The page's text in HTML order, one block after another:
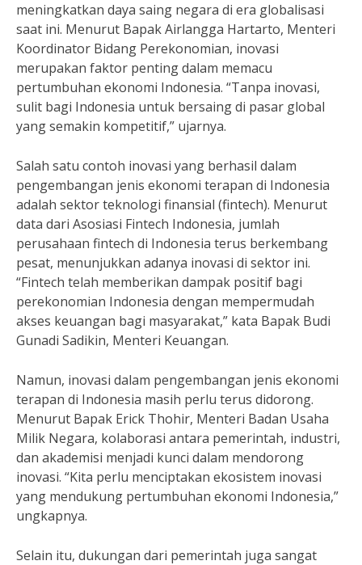
meningkatkan daya saing negara di era globalisasi
saat ini. Menurut Bapak Airlangga Hartarto, Menteri
Koordinator Bidang Perekonomian, inovasi
merupakan faktor penting dalam memacu
pertumbuhan ekonomi Indonesia. “Tanpa inovasi,
sulit bagi Indonesia untuk bersaing di pasar global
yang semakin kompetitif,” ujarnya.
Salah satu contoh inovasi yang berhasil dalam
pengembangan jenis ekonomi terapan di Indonesia
adalah sektor teknologi finansial (fintech). Menurut
data dari Asosiasi Fintech Indonesia, jumlah
perusahaan fintech di Indonesia terus berkembang
pesat, menunjukkan adanya inovasi di sektor ini.
“Fintech telah memberikan dampak positif bagi
perekonomian Indonesia dengan mempermudah
akses keuangan bagi masyarakat,” kata Bapak Budi
Gunadi Sadikin, Menteri Keuangan.
Namun, inovasi dalam pengembangan jenis ekonomi
terapan di Indonesia masih perlu terus didorong.
Menurut Bapak Erick Thohir, Menteri Badan Usaha
Milik Negara, kolaborasi antara pemerintah, industri,
dan akademisi menjadi kunci dalam mendorong
inovasi. “Kita perlu menciptakan ekosistem inovasi
yang mendukung pertumbuhan ekonomi Indonesia,”
ungkapnya.
Selain itu, dukungan dari pemerintah juga sangat